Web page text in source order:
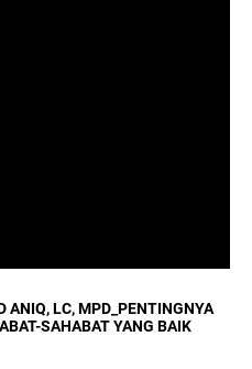
ANIQ, LC, MPD_PENTINGNYA
SAHABAT YANG BAIK